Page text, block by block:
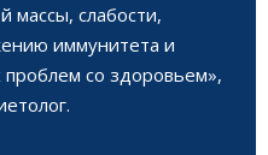
слабости,
иммунитета и
со здоровьем»,